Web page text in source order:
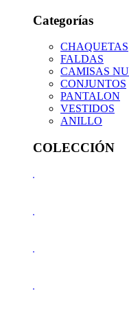
Categorías
CHAQUETAS
FALDAS
CAMISAS
CONJUNTOS
PANTALON
VESTIDOS
ANILLO
COLECCIÓN